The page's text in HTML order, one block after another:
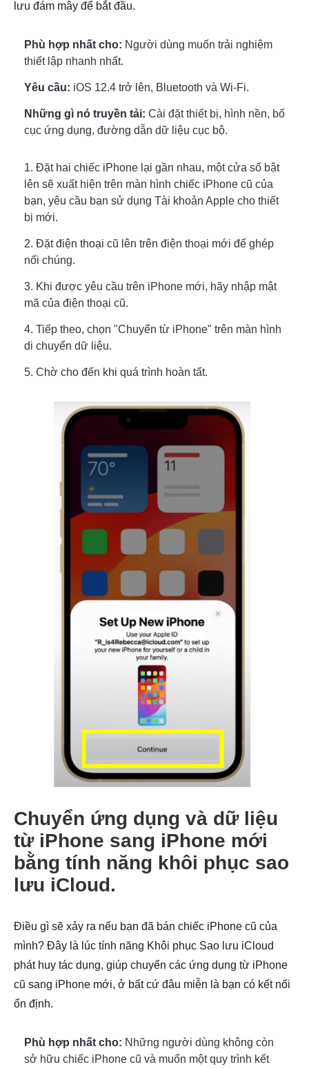
lưu đám mây để bắt đầu.
Phù hợp nhất cho: Người dùng muốn trải nghiệm
thiết lập nhanh nhất.
Yêu cầu: iOS 12.4 trở lên, Bluetooth và Wi-Fi.
Những gì nó truyền tải: Cài đặt thiết bị, hình nền, bố
cục ứng dụng, đường dẫn dữ liệu cục bộ.
1. Đặt hai chiếc iPhone lại gần nhau, một cửa sổ bật
lên sẽ xuất hiện trên màn hình chiếc iPhone cũ của
bạn, yêu cầu bạn sử dụng Tài khoản Apple cho thiết
bị mới.
2. Đặt điện thoại cũ lên trên điện thoại mới để ghép
nối chúng.
3. Khi được yêu cầu trên iPhone mới, hãy nhập mật
mã của điện thoại cũ.
4. Tiếp theo, chọn "Chuyển từ iPhone" trên màn hình
di chuyển dữ liệu.
5. Chờ cho đến khi quá trình hoàn tất.
Chuyển ứng dụng và dữ liệu
từ iPhone sang iPhone mới
bằng tính năng khôi phục sao
lưu iCloud.
Điều gì sẽ xảy ra nếu bạn đã bán chiếc iPhone cũ của
mình? Đây là lúc tính năng Khôi phục Sao lưu iCloud
phát huy tác dụng, giúp chuyển các ứng dụng từ iPhone
cũ sang iPhone mới, ở bất cứ đâu miễn là bạn có kết nối
ổn định.
Phù hợp nhất cho: Những người dùng không còn
sở hữu chiếc iPhone cũ và muốn một quy trình kết